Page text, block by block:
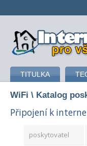
připojení k
TITULKA
WiFi \ Katalog
Připojení k
poskytovatel